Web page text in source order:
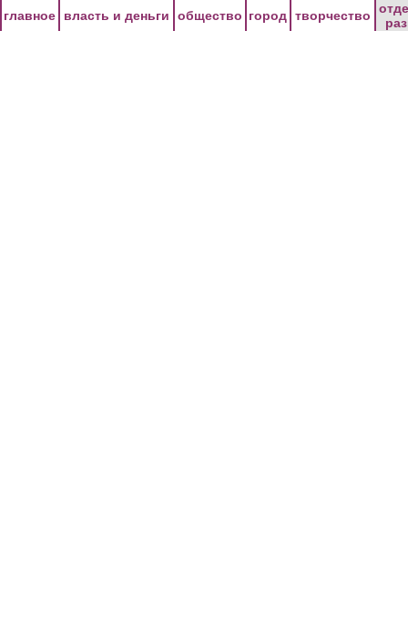
главное власть и деньги общество город творчество